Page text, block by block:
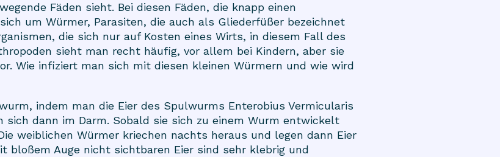
Fäden sieht. Bei diesen Fäden, die knapp einen
um Würmer, Parasiten, die auch als Gliederfüßer bezeichnet
die sich nur auf Kosten eines Wirts, in diesem Fall des
sieht man recht häufig, vor allem bei Kindern, aber sie
Wie infiziert man sich mit diesen kleinen Würmern und wie wird
indem man die Eier des Spulwurms Enterobius Vermicularis
sich dann im Darm. Sobald sie sich zu einem Wurm entwickelt
weiblichen Würmer kriechen nachts heraus und legen dann Eier
bloßem Auge nicht sichtbaren Eier sind sehr klebrig und